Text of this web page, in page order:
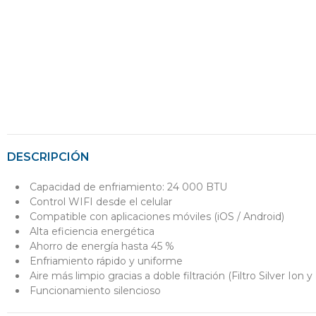
DESCRIPCIÓN
Capacidad de enfriamiento: 24 000 BTU
Control WIFI desde el celular
Compatible con aplicaciones móviles (iOS / Android)
Alta eficiencia energética
Ahorro de energía hasta 45 %
Enfriamiento rápido y uniforme
Aire más limpio gracias a doble filtración (Filtro Silver Ion
Funcionamiento silencioso